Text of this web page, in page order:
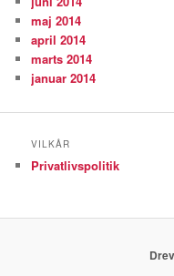
maj 2014
april 2014
marts 2014
januar 2014
VILKÅR
Privatlivspolitik